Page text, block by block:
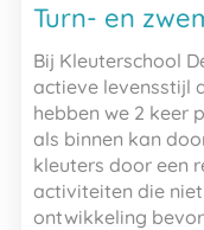
Turn- en
Bij Kleuterschool
actieve levensstijl
hebben we 2 keer
als binnen kan
kleuters door een
activiteiten die
ontwikkeling